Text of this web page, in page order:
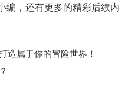
编，还有更多的精彩后续内
造属于你的冒险世界！